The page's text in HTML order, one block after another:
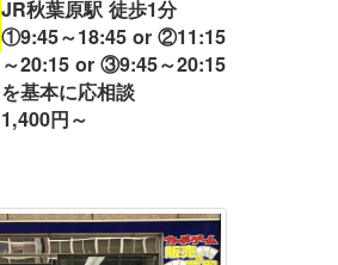
JR秋葉原駅 徒歩1分
①9:45～18:45 or ②11:15
～20:15 or ③9:45～20:15
を基本に応相談
1,400円～